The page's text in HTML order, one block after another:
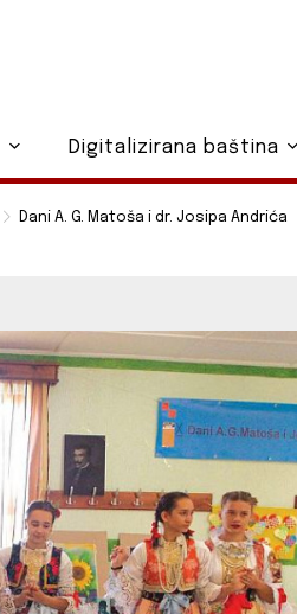
Dani A. G. Matoša i dr. Josipa Andrića
Digitalizirana baština